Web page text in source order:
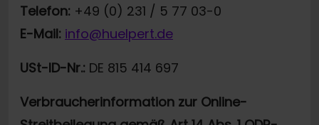
Telefon: +49 (0) 231 / 5 77 03-0
E-Mail: info@huelpert.de
USt-ID-Nr.: DE 815 414 697
Verbraucherinformation zur Online-